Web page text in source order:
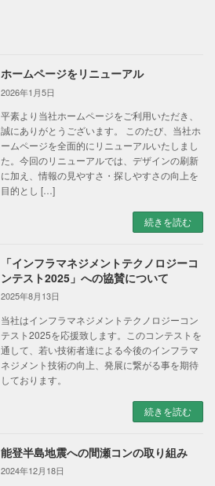
ホームページをリニューアル
2026年1月5日
平素より当社ホームページをご利用いただき、
誠にありがとうございます。 このたび、当社ホ
ームページを全面的にリニューアルいたしまし
た。今回のリニューアルでは、デザインの刷新
に加え、情報の見やすさ・探しやすさの向上を
目的とし […]
続きを読む
「インフラマネジメントテクノロジーコ
ンテスト2025」への協賛について
2025年8月13日
当社はインフラマネジメントテクノロジーコン
テスト2025を応援致します。このコンテストを
通して、若い技術者達による今後のインフラマ
ネジメント技術の向上、発展に繋がる事を期待
しております。
続きを読む
能登半島地震への間瀬コンの取り組み
2024年12月18日